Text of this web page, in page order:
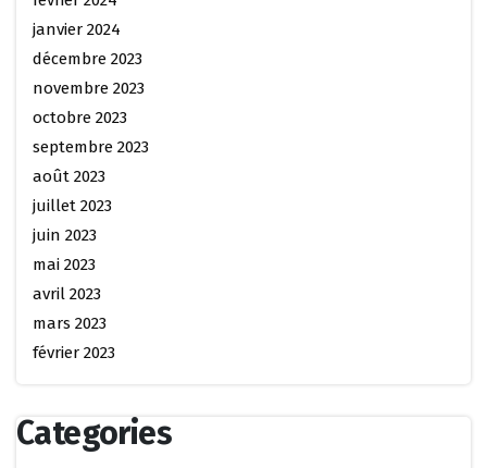
janvier 2024
décembre 2023
novembre 2023
octobre 2023
septembre 2023
août 2023
juillet 2023
juin 2023
mai 2023
avril 2023
mars 2023
février 2023
Categories